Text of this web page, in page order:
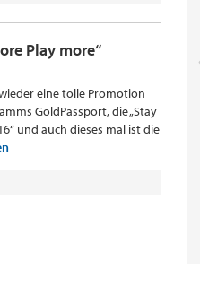
Play more“
eine tolle Promotion
GoldPassport, die „Stay
und auch dieses mal ist die